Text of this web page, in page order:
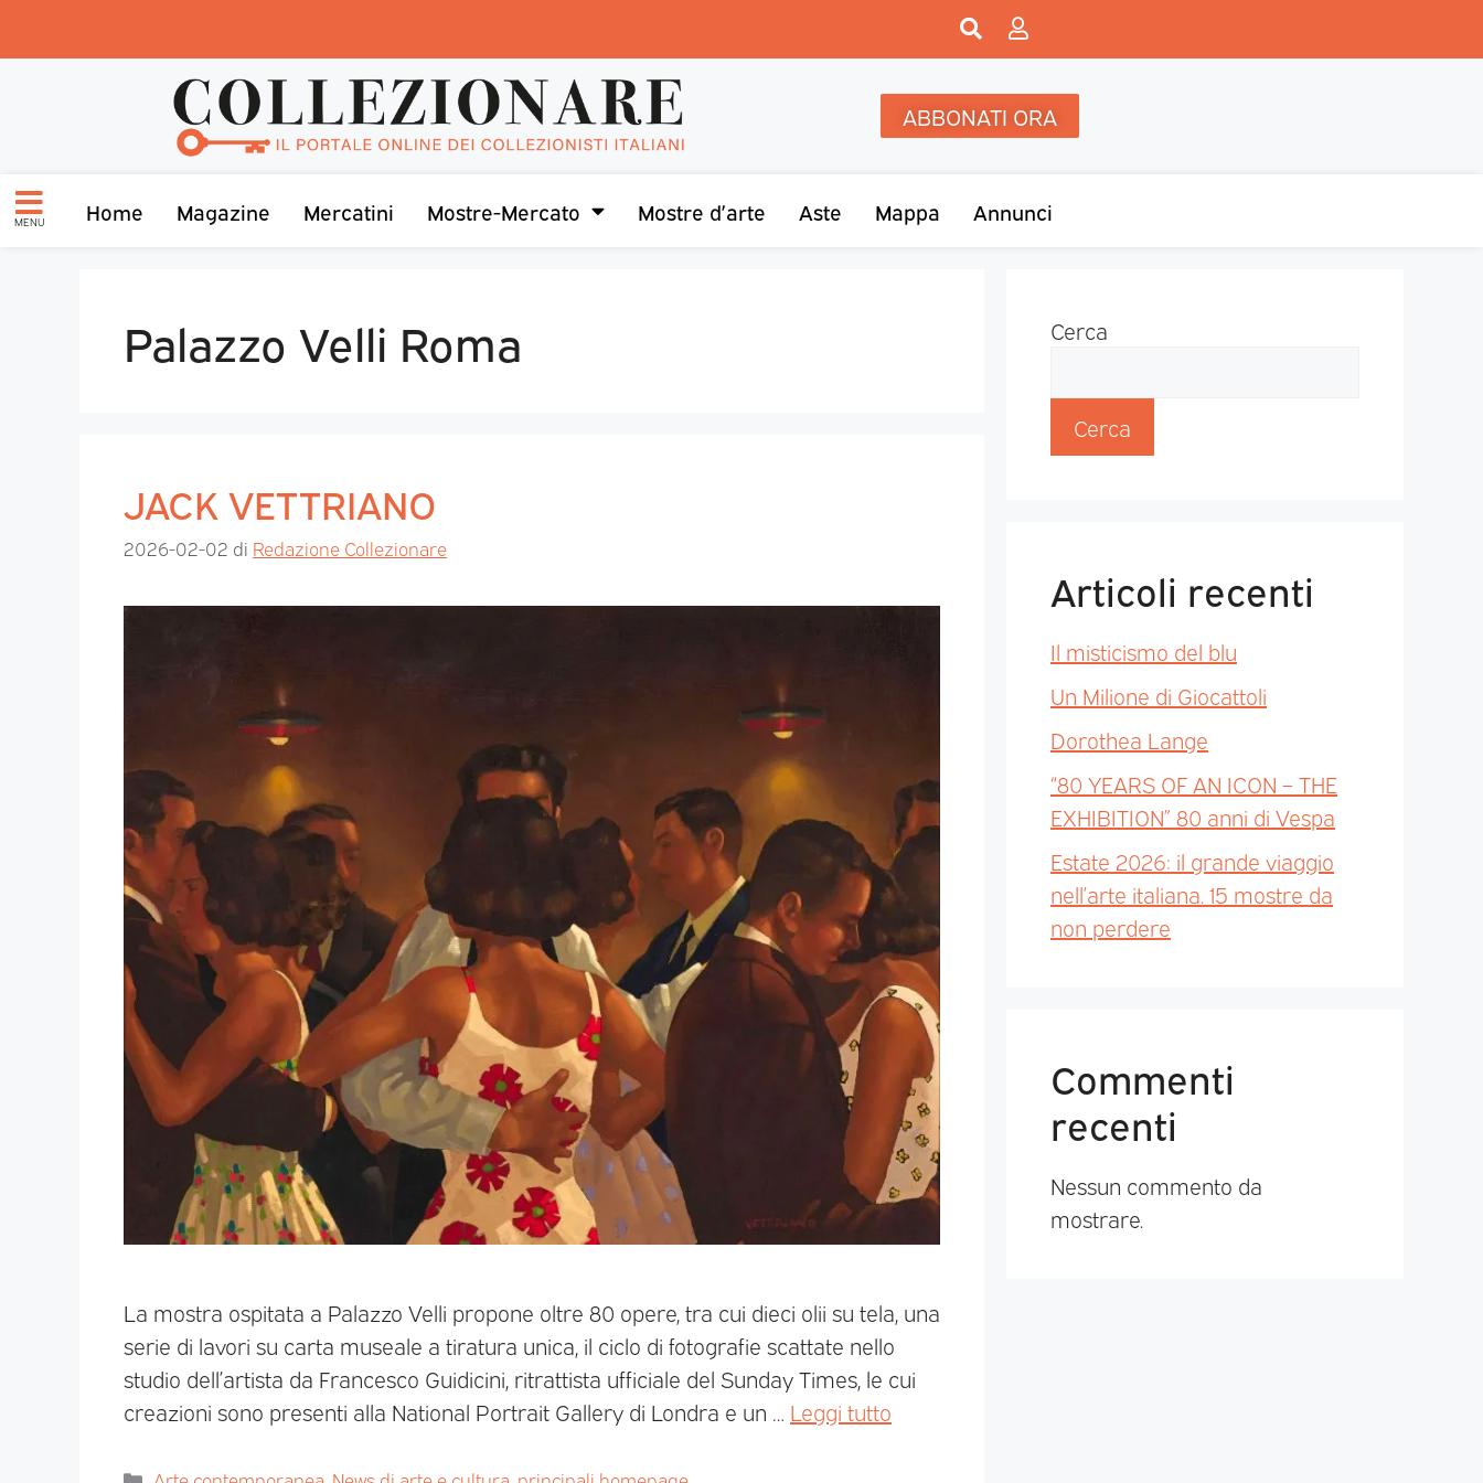
ABBONATI ORA
MENU Home Magazine Mercatini Mostre-Mercato Mostre d’arte Aste Mappa Annunci
Palazzo Velli Roma
JACK VETTRIANO
2026-02-02 di Redazione Collezionare
La mostra ospitata a Palazzo Velli propone oltre 80 opere, tra cui dieci olii su tela, una
serie di lavori su carta museale a tiratura unica, il ciclo di fotografie scattate nello
studio dell’artista da Francesco Guidicini, ritrattista ufficiale del Sunday Times, le cui
creazioni sono presenti alla National Portrait Gallery di Londra e un … Leggi tutto
Cerca
Cerca
Articoli recenti
Il misticismo del blu
Un Milione di Giocattoli
Dorothea Lange
“80 YEARS OF AN ICON – THE
EXHIBITION” 80 anni di Vespa
Estate 2026: il grande viaggio
nell’arte italiana. 15 mostre da
non perdere
Commenti
recenti
Nessun commento da
mostrare.